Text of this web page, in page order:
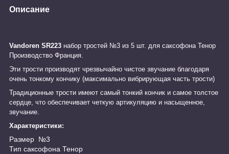
Описание
Vandoren SR223 набор тростей №3 из 5 шт. для саксофона Тенор
Производство Франция.
Эти трости производят чрезвычайно чистое звучание благодаря
очень тонкому кончику (максимально вибрирующая часть трости)
Традиционные трости имеют самый тонкий кончик и самое толстое
сердце, что обеспечивает четкую артикуляцию и насыщенное,
звучание.
Характеристики:
Размер №3
Тип саксофона Тенор